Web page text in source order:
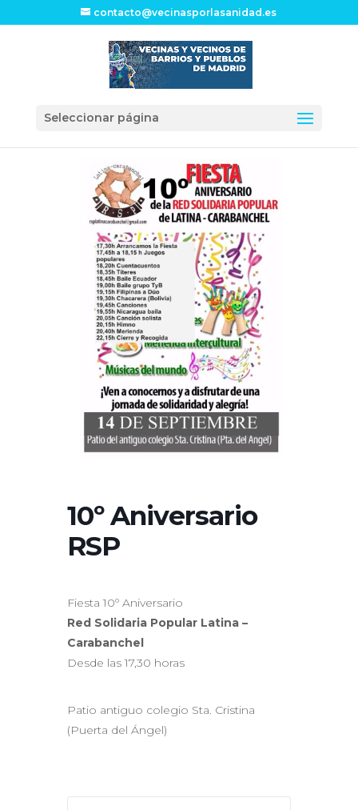
contacto@vecinasporlasanidad.es
Seleccionar página
10º Aniversario
RSP
Fiesta 10º Aniversario
Red Solidaria Popular Latina –
Carabanchel
Desde las 17,30 horas
Patio antiguo colegio Sta. Cristina
(Puerta del Ángel)